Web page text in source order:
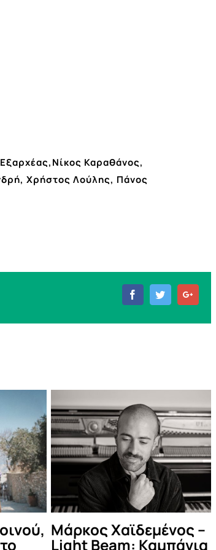
Καραθάνος,
Χρήστος Λούλης, Πάνος
FacebookTwitter
Χαϊδεμένος –
Beam: Καμπάνια
Δες τι